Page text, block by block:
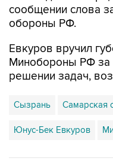
сообщении слова
обороны РФ.
Евкуров вручил
Минобороны РФ за
решении задач,
Сызрань Самарская
Юнус-Бек Евкуров